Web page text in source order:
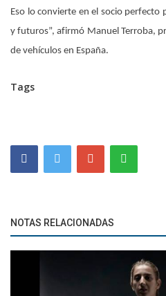
Eso lo convierte en el socio
y futuros”, afirmó Manuel Terroba,
de vehículos en España.
Tags
NOTAS RELACIONADAS